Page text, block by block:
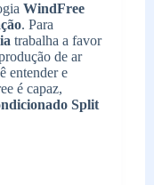
WindFree
. Para
trabalha a favor
de ar
entender e
é capaz,
Split